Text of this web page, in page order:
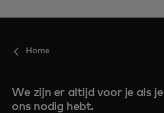
Home
We zijn er altijd voor je als je
ons nodig hebt.